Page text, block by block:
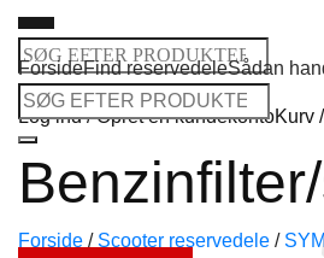
Søg
efter:
Log ind / Opret en kundekontoKurv /
ForsideFind reservedeleSådan
Søg
efter:
Forside / Scooter reservedele / SYM